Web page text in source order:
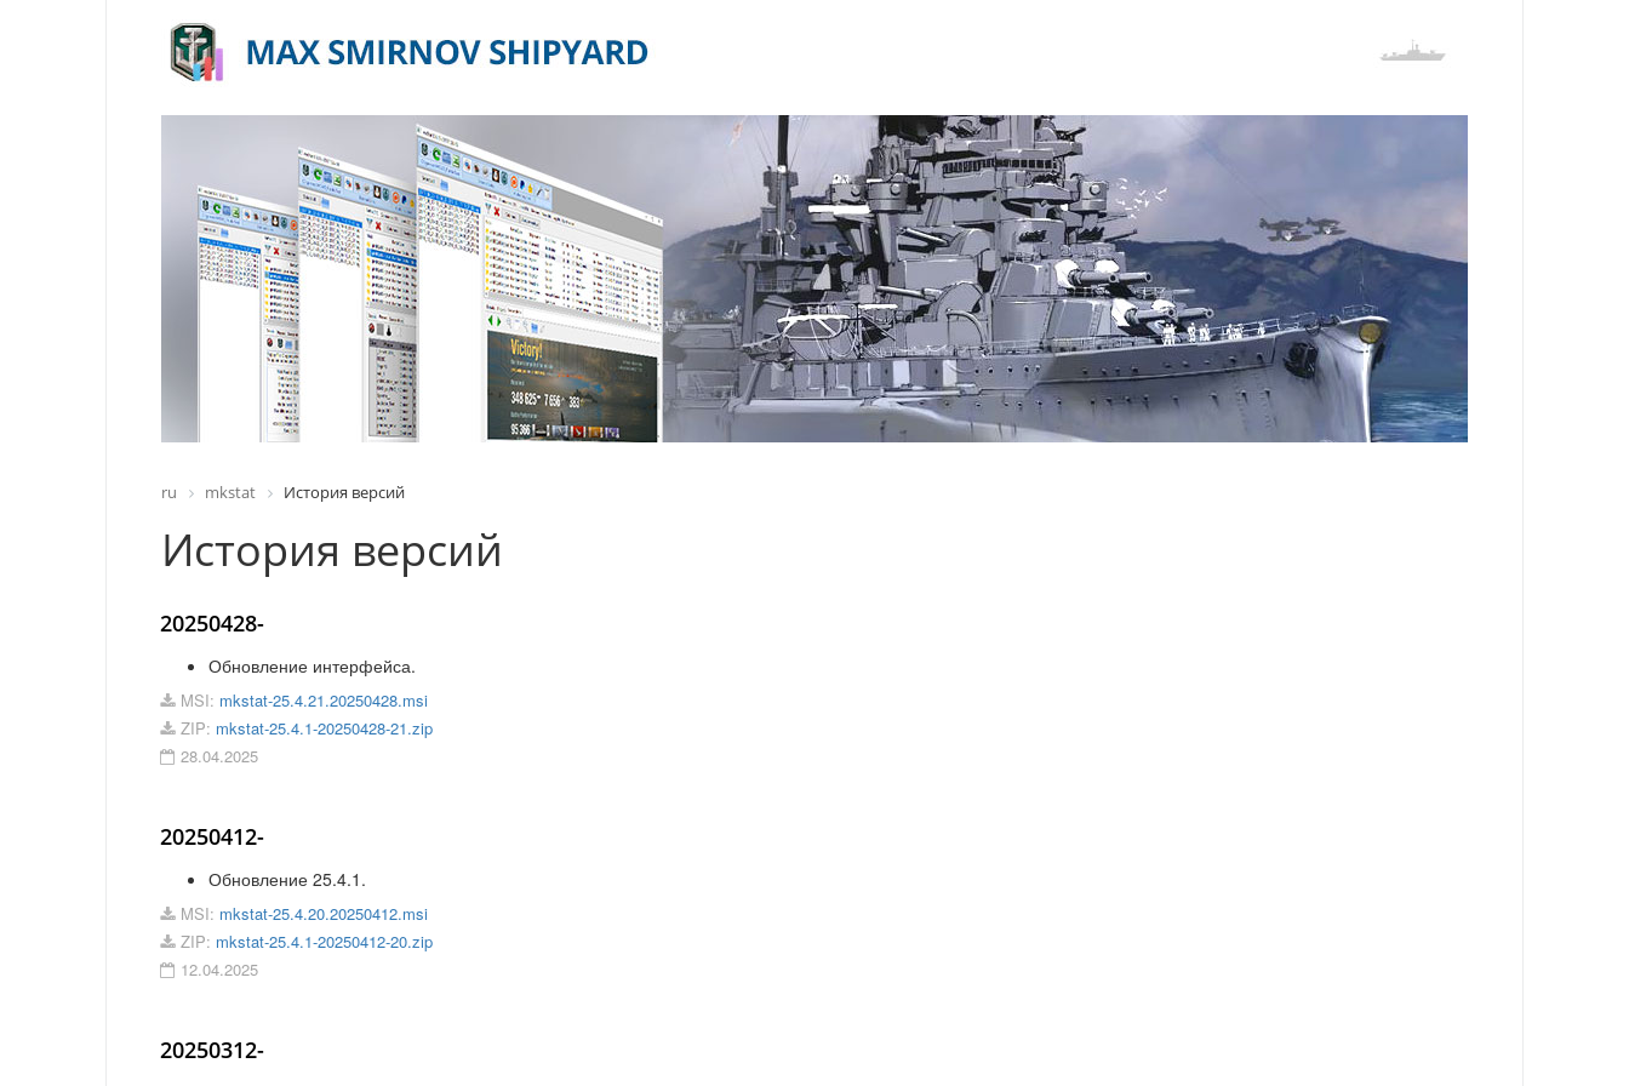
ru mkstat История версий
История версий
20250428-
Обновление интерфейса.
MSI: mkstat-25.4.21.20250428.msi
ZIP: mkstat-25.4.1-20250428-21.zip
28.04.2025
20250412-
Обновление 25.4.1.
MSI: mkstat-25.4.20.20250412.msi
ZIP: mkstat-25.4.1-20250412-20.zip
12.04.2025
20250312-